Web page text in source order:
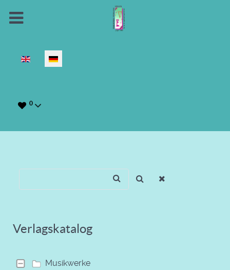
Sprache auswählen
0
Verlagskatalog
Musikwerke